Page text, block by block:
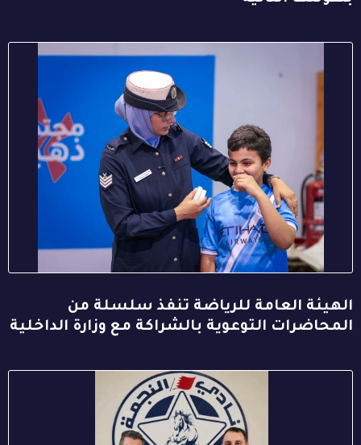
الهيئة العامة للرياضة تنفذ سلسلة من
المحاضرات التوعوية بالشراكة مع وزارة الداخلية